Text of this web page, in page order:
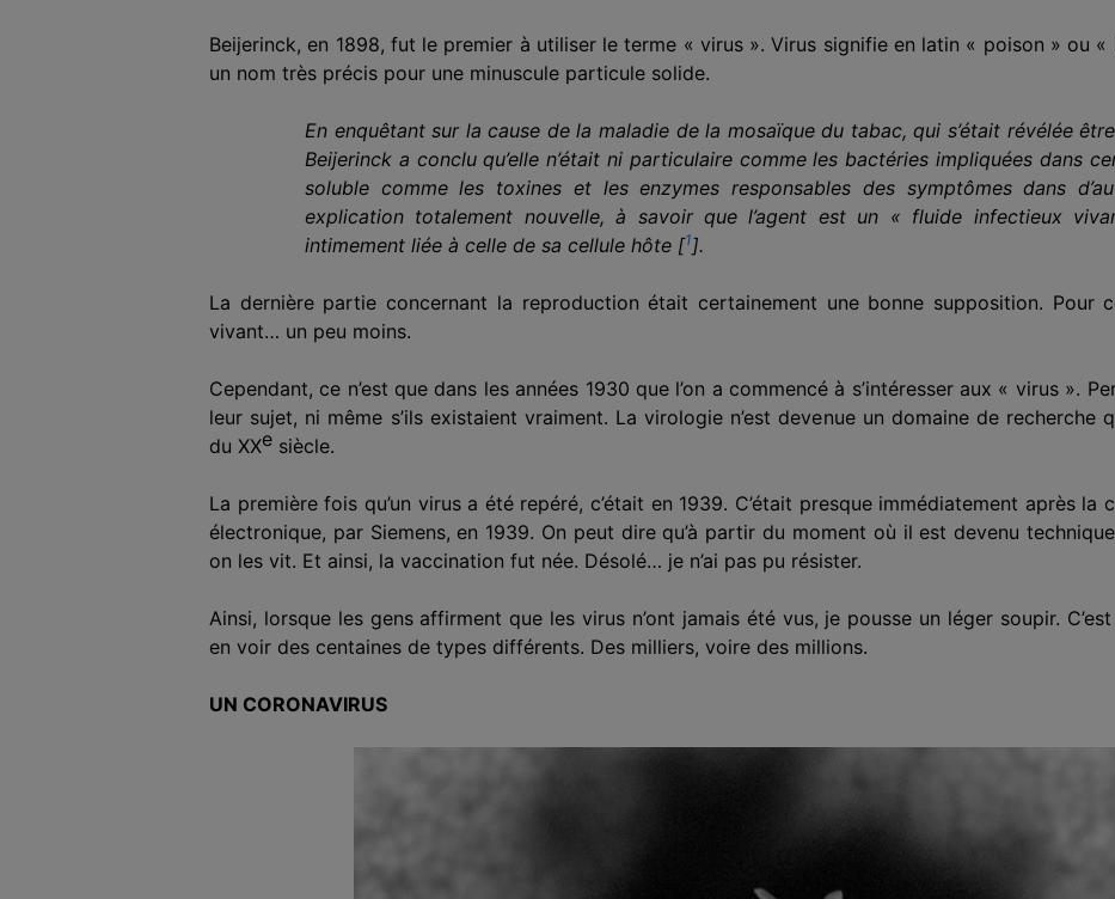
Beijerinck, en 1898, fut le premier à utiliser le terme « virus ». Virus signifie en latin « poison » ou «
un nom très précis pour une minuscule particule solide.
En enquêtant sur la cause de la maladie de la mosaïque du tabac, qui s’était révélée
Beijerinck a conclu qu’elle n’était ni particulaire comme les bactéries impliquées dans
soluble comme les toxines et les enzymes responsables des symptômes dans
explication totalement nouvelle, à savoir que l’agent est un « fluide infectieux
intimement liée à celle de sa cellule hôte [1].
La dernière partie concernant la reproduction était certainement une bonne supposition. Pour
vivant… un peu moins.
Cependant, ce n’est que dans les années 1930 que l’on a commencé à s’intéresser aux « virus ».
leur sujet, ni même s’ils existaient vraiment. La virologie n’est devenue un domaine de recherche
du XXe siècle.
La première fois qu’un virus a été repéré, c’était en 1939. C’était presque immédiatement après
électronique, par Siemens, en 1939. On peut dire qu’à partir du moment où il est devenu
on les vit. Et ainsi, la vaccination fut née. Désolé… je n’ai pas pu résister.
Ainsi, lorsque les gens affirment que les virus n’ont jamais été vus, je pousse un léger soupir.
en voir des centaines de types différents. Des milliers, voire des millions.
UN CORONAVIRUS